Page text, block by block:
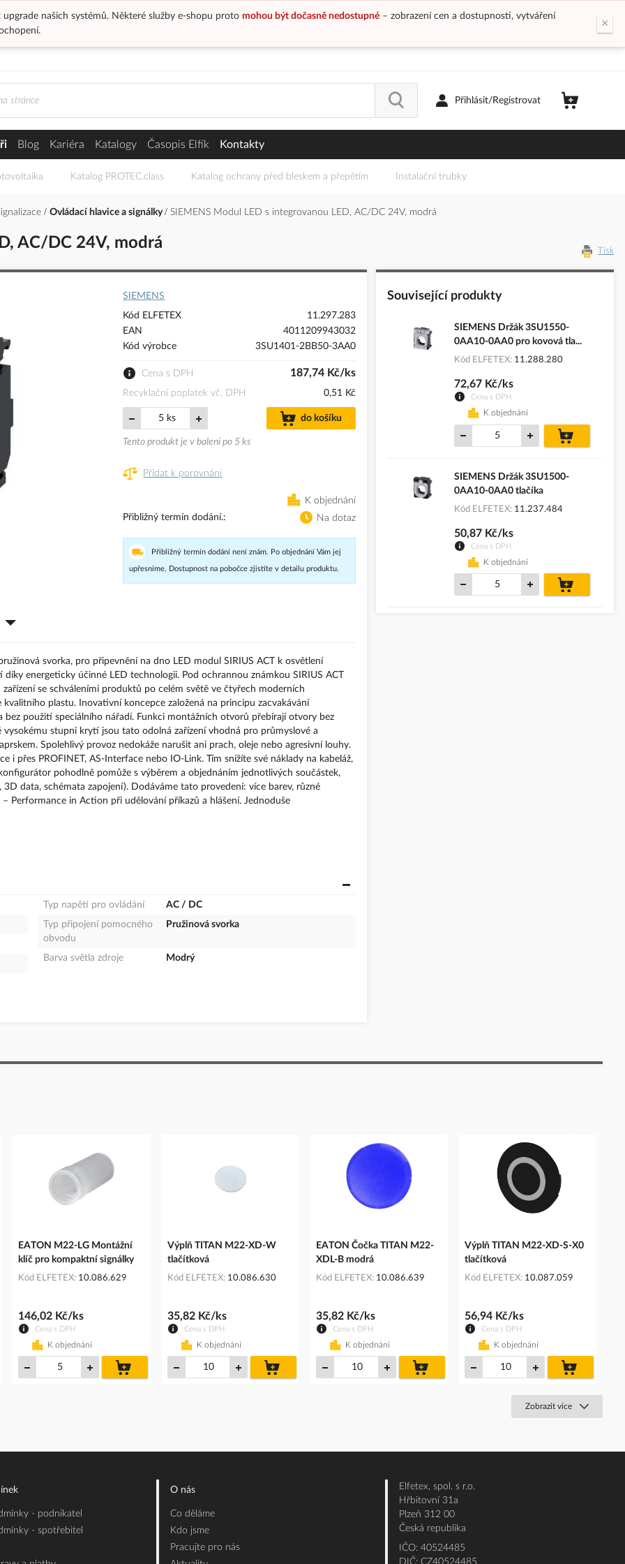
našich systémů. Některé služby e-shopu proto mohou být dočasně nedostupné– zobrazení cen a dostupnosti, vytváření
×
Přihlásit/Registrovat
Blog Kariéra Katalogy Časopis Elfík Kontakty
Katalog PROTEC.class Katalog ochrany před bleskem a přepětím Instalační trubky
Ovládací hlavice a signálky SIEMENS Modul LED s integrovanou LED, AC/DC 24V, modrá
AC/DC 24V, modrá Tisk
SIEMENS
Kód ELFETEX
11.297.283
EAN
4011209943032
Kód výrobce
3SU1401-2BB50-3AA0
Cena s DPH 187,74 Kč/ks
Recyklační poplatek vč. DPH 0,51 Kč
ks do košíku
Tento produkt je v balení po 5 ks
Přidat k porovnání
K objednání
Přibližný termín dodání.
Na dotaz
Přibližný termín dodání není znám. Po objednání Vám jej
upřesníme. Dostupnost na pobočce zjistíte v detailu produktu.
svorka, pro připevnění na dno LED modul SIRIUS ACT k osvětlení
energeticky účinné LED technologii. Pod ochrannou známkou SIRIUS ACT
se schváleními produktů po celém světě ve čtyřech moderních
plastu. Inovativní koncepce založená na principu zacvakávání
použití speciálního nářadí. Funkci montážních otvorů přebírají otvory bez
stupni krytí jsou tato odolná zařízení vhodná pro průmyslové a
Spolehlivý provoz nedokáže narušit ani prach, oleje nebo agresivní louhy.
přes PROFINET, AS-Interface nebo IO-Link. Tím snížíte své náklady na kabeláž,
pohodlně pomůže s výběrem a objednáním jednotlivých součástek,
data, schémata zapojení). Dodáváme tato provedení: více barev, různé
Performance in Action při udělování příkazů a hlášení. Jednoduše
Typ napětí pro ovládání
AC / DC
Typ připojení pomocného
obvodu
Pružinová svorka
Barva světla zdroje Modrý
Související produkty
SIEMENS Držák 3SU1550-
0AA10-0AA0 pro kovová tla...
Kód ELFETEX 11.288.280
Cena s DPH
72,67 Kč/ks
K objednání
košíku
SIEMENS Držák 3SU1500-
0AA10-0AA0 tlačíka
Kód ELFETEX 11.237.484
Cena s DPH
50,87 Kč/ks
K objednání
košíku
EATON M22-LG Montážní
klíč pro kompaktní signálky
Kód ELFETEX 10.086.629
Cena s DPH
146,02 Kč/ks
K objednání
košíku
Výplň TITAN M22-XD-W
tlačítková
Kód ELFETEX 10.086.630
Cena s DPH
35,82 Kč/ks
K objednání
košíku
EATON Čočka TITAN M22-
XDL-B modrá
Kód ELFETEX 10.086.639
Cena s DPH
35,82 Kč/ks
K objednání
košíku
Výplň TITAN M22-XD-S-X0
tlačítková
Kód ELFETEX 10.087.059
Cena s DPH
56,94 Kč/ks
K objednání
košíku
Zobrazit více
- podnikatel
- spotřebitel
O nás
Co děláme
Kdo jsme
Pracujte pro nás
Elfetex, spol. s r.o.
Hřbitovní 31a
Plzeň 312 00
Česká republika
IČO: 40524485